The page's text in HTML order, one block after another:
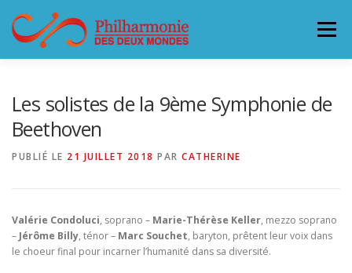
contenu
Menu
Les solistes de la 9ème Symphonie de
Beethoven
PUBLIÉ LE 21 JUILLET 2018 PAR CATHERINE
Valérie Condoluci, soprano – Marie-Thérèse Keller, mezzo soprano
– Jérôme Billy, ténor – Marc Souchet, baryton, prêtent leur voix dans
le choeur final pour incarner l’humanité dans sa diversité.